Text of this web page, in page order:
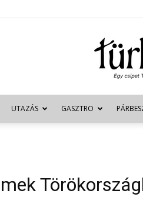
UTAZÁS GASZTRO